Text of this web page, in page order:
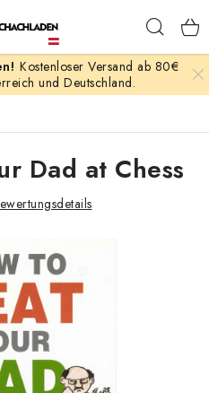
Kostenloser Versand ab 80€
und Deutschland.
Dad at Chess